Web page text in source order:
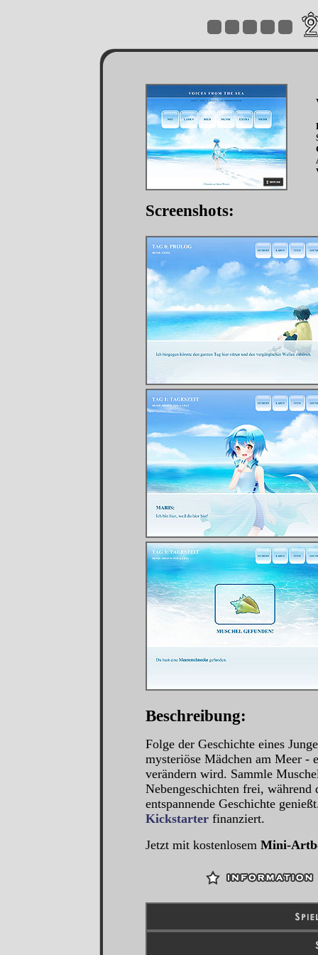
Screenshots:
Beschreibung:
Folge der Geschichte eines
mysteriöse Mädchen am Meer -
verändern wird. Sammle
Nebengeschichten frei,
entspannende Geschichte
Kickstarter finanziert.
Jetzt mit kostenlosem Mini-